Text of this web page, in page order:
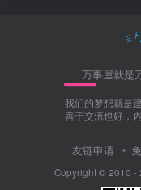
万事屋就是
我们的梦想就是
善于交流也好，
友链申请
Copyright © 2010 -